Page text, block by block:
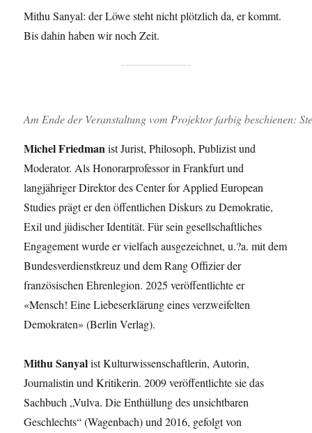
Mithu Sanyal: der Löwe steht nicht plötzlich da, er kommt.
Bis dahin haben wir noch Zeit.
Am Ende der Veranstaltung vom Projektor farbig beschienen:
Michel Friedmanist Jurist, Philosoph, Publizist und
Moderator. Als Honorarprofessor in Frankfurt und
langjähriger Direktor des Center for Applied European
Studies prägt er den öffentlichen Diskurs zu Demokratie,
Exil und jüdischer Identität. Für sein gesellschaftliches
Engagement wurde er vielfach ausgezeichnet, u.?a. mit dem
Bundesverdienstkreuz und dem Rang Offizier der
französischen Ehrenlegion. 2025 veröffentlichte er
«Mensch! Eine Liebeserklärung eines verzweifelten
Demokraten» (Berlin Verlag).
Mithu Sanyalist Kulturwissenschaftlerin, Autorin,
Journalistin und Kritikerin. 2009 veröffentlichte sie das
Sachbuch „Vulva. Die Enthüllung des unsichtbaren
Geschlechts“ (Wagenbach) und 2016, gefolgt von